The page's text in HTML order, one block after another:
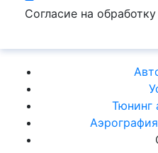
Согласие на
Тюнинг